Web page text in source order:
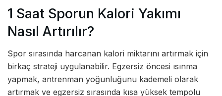
1 Saat Sporun Kalori Yakımı
Nasıl Artırılır?
Spor sırasında harcanan kalori miktarını artırmak için
birkaç strateji uygulanabilir. Egzersiz öncesi ısınma
yapmak, antrenman yoğunluğunu kademeli olarak
artırmak ve egzersiz sırasında kısa yüksek tempolu